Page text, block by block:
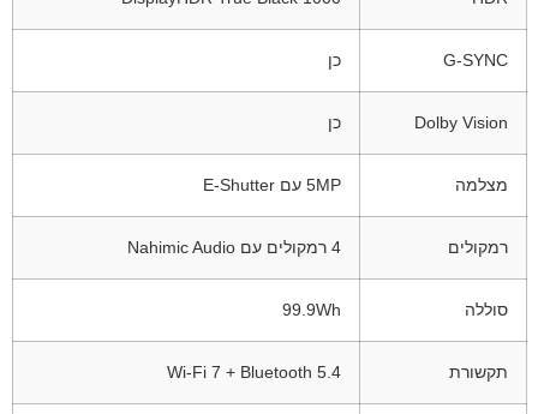
G-SYNC כן
Dolby Vision כן
מצלמה 5MP עם E-Shutter
רמקולים 4 רמקולים עם Nahimic Audio
סוללה 99.9Wh
תקשורת Wi-Fi 7 + Bluetooth 5.4